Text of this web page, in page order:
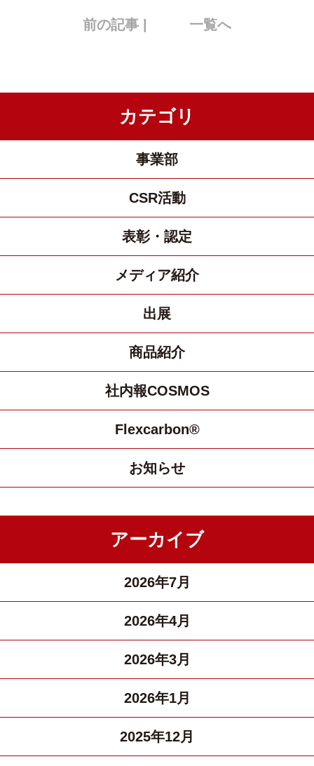
前の記事 | 一覧へ
カテゴリ
事業部
CSR活動
表彰・認定
メディア紹介
出展
商品紹介
社内報COSMOS
Flexcarbon®
お知らせ
アーカイブ
2026年7月
2026年4月
2026年3月
2026年1月
2025年12月